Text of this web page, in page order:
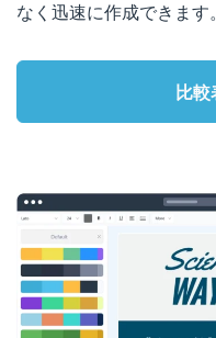
なく迅速に作成できます。
比較